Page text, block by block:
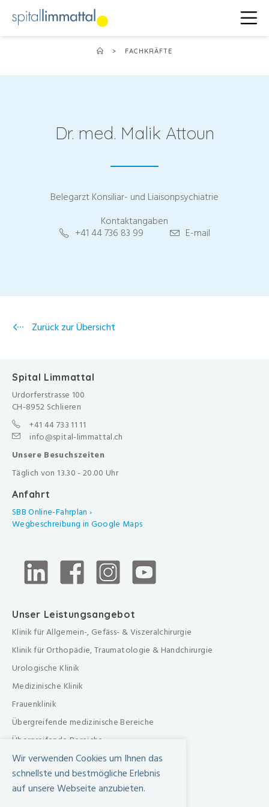
> FACHKRÄFTE
Dr. med. Malik Attoun
Belegarzt Konsiliar- und Liaisonpsychiatrie
Kontaktangaben
+41 44 736 83 99 E-mail
Zurück zur Übersicht
Spital Limmattal
Urdorferstrasse 100
CH-8952 Schlieren
+41 44 733 11 11
info@spital-limmattal.ch
Unsere Besuchszeiten
Täglich von 13.30 - 20.00 Uhr
Anfahrt
SBB Online-Fahrplan ›
Wegbeschreibung in Google Maps
Unser Leistungsangebot
Klinik für Allgemein-, Gefäss- & Viszeralchirurgie
Klinik für Orthopädie, Traumatologie & Handchirurgie
Urologische Klinik
Medizinische Klinik
Frauenklinik
Übergreifende medizinische Bereiche
Übergreifende Bereiche
Beratungen & Dienste
Therapien
Pflegezentrum
Wir verwenden Cookies um Ihnen das
schnellste und bestmögliche Erlebnis
auf unsere Webseite anzubieten.